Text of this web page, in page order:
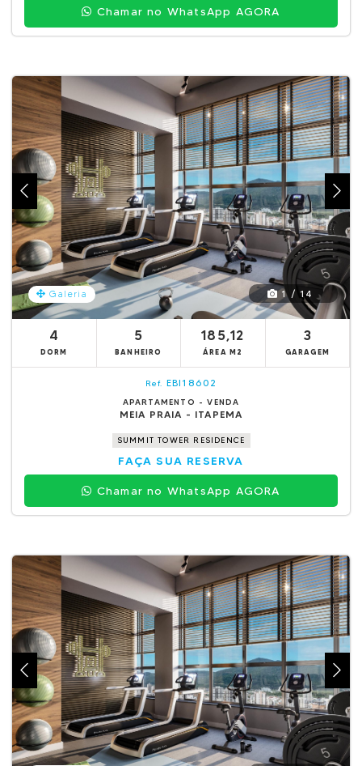
Chamar no WhatsApp AGORA
Galeria 1 / 14
4
DORM
5
BANHEIRO
185,12
ÁREA M2
3
GARAGEM
Ref. EBI18602
APARTAMENTO - VENDA
MEIA PRAIA - ITAPEMA
SUMMIT TOWER RESIDENCE
FAÇA SUA RESERVA
Chamar no WhatsApp AGORA